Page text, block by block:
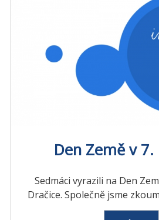
Den Země v
Sedmáci vyrazili na Den
Dračice. Společně jsme